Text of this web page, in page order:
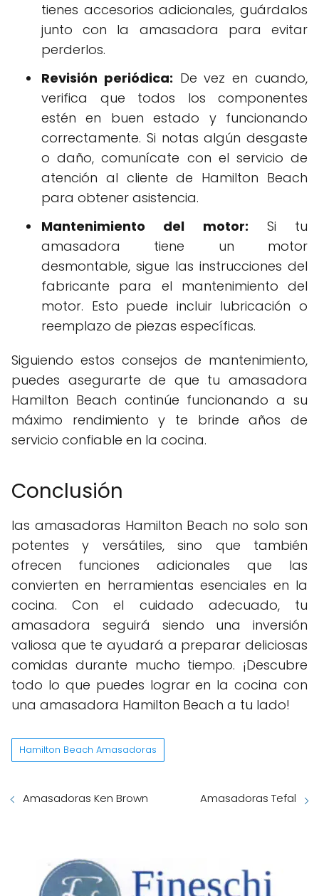
tienes accesorios adicionales, guárdalos
junto con la amasadora para evitar
perderlos.
Revisión periódica: De vez en cuando,
verifica que todos los componentes
estén en buen estado y funcionando
correctamente. Si notas algún desgaste
o daño, comunícate con el servicio de
atención al cliente de Hamilton Beach
para obtener asistencia.
Mantenimiento del motor: Si tu
amasadora tiene un motor
desmontable, sigue las instrucciones del
fabricante para el mantenimiento del
motor. Esto puede incluir lubricación o
reemplazo de piezas específicas.
Siguiendo estos consejos de mantenimiento,
puedes asegurarte de que tu amasadora
Hamilton Beach continúe funcionando a su
máximo rendimiento y te brinde años de
servicio confiable en la cocina.
Conclusión
las amasadoras Hamilton Beach no solo son
potentes y versátiles, sino que también
ofrecen funciones adicionales que las
convierten en herramientas esenciales en la
cocina. Con el cuidado adecuado, tu
amasadora seguirá siendo una inversión
valiosa que te ayudará a preparar deliciosas
comidas durante mucho tiempo. ¡Descubre
todo lo que puedes lograr en la cocina con
una amasadora Hamilton Beach a tu lado!
Hamilton Beach Amasadoras
Amasadoras Ken Brown Amasadoras Tefal